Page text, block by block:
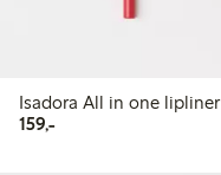
Isadora All in one lipliner
159,-159,00 kr